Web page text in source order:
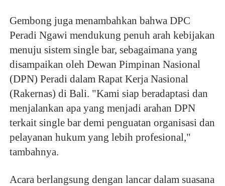
Gembong juga menambahkan bahwa DPC
Peradi Ngawi mendukung penuh arah kebijakan
menuju sistem single bar, sebagaimana yang
disampaikan oleh Dewan Pimpinan Nasional
(DPN) Peradi dalam Rapat Kerja Nasional
(Rakernas) di Bali. "Kami siap beradaptasi dan
menjalankan apa yang menjadi arahan DPN
terkait single bar demi penguatan organisasi dan
pelayanan hukum yang lebih profesional,"
tambahnya.
Acara berlangsung dengan lancar dalam suasana